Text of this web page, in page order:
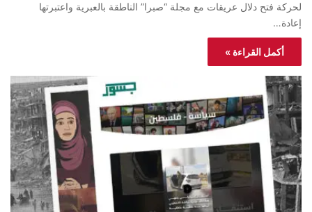
لحركة فتح دلال عريقات مع مجلة “صبرا” الناطقة بالعبرية واعتبرتها
إعادة…
أكمل القراءة »